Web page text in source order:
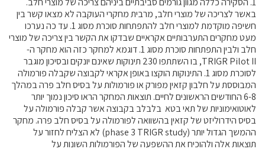
באשר לצריכה של מוצרי חלב, מרבית מחקרי העוקבה לא מצאו קשר בין
חשיפה מוקדמת למוצרי חלב להתפתחות סוכרת מסוג 1. עד כה נערכו
מעט מחקרים התערבותיים אקראיים שבדקו את הקשר בין צריכה של מוצרי
חלב ולבין התפתחות סוכרת מסוג 1. דוגמא למחקר כזה הוא מחקר ה-
TRIGR Pilot II, בו השתתפו 230 תינוקות שאינם יונקים ובסיכון מוגבר
לסוכרת מסוג 1. התינוקות הוקצו באופן אקראי לקבוצה שקבלה פורמולה
המבוססת על חלבון קזאין מפורק או פורמולות על בסיס חלב פרה במהלך
6-8 החודשים הראשונים לחיים. תוצאות המחקר הראו סיכון נמוך יותר
לאוטואימוניות של תאי בטא בלבלב בקבוצה אשר קבלה פורמולה על
בסיס הידרוליזט של קזאין בהשוואה לפורמולה על בסיס חלב פרה. מחקר
ההמשך הגדול יותר (phase 3 TRIGR study) לא הצליח לחזור על
תוצאות אלה ולהוכיח את ההשפעה של הפורמולות השונות על